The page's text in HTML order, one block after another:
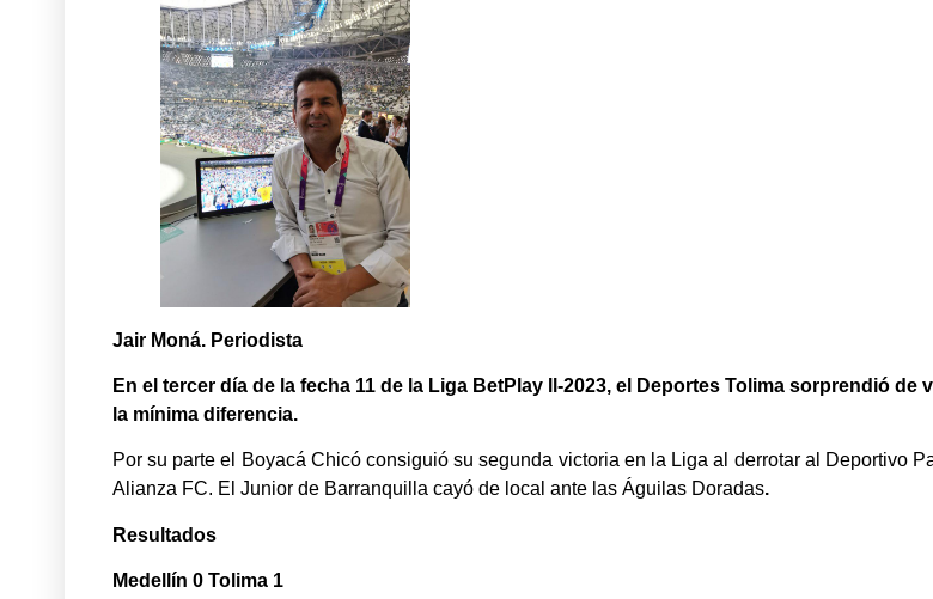
Jair Moná. Periodista
En el tercer día de la fecha 11 de la Liga BetPlay ll-2023, el Deportes Tolima sorprendió
la mínima diferencia.
Por su parte el Boyacá Chicó consiguió su segunda victoria en la Liga al derrotar al Deportivo
Alianza FC. El Junior de Barranquilla cayó de local ante las Águilas Doradas.
Resultados
Medellín 0 Tolima 1